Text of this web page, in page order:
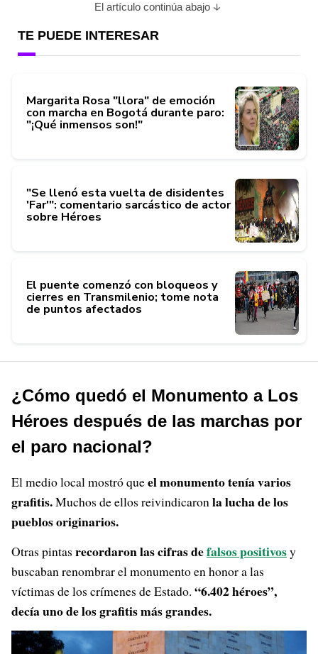
El artículo continúa abajo
TE PUEDE INTERESAR
Margarita Rosa "llora" de emoción
con marcha en Bogotá durante paro:
"¡Qué inmensos son!"
"Se llenó esta vuelta de disidentes
'Far'": comentario sarcástico de actor
sobre Héroes
El puente comenzó con bloqueos y
cierres en Transmilenio; tome nota
de puntos afectados
¿Cómo quedó el Monumento a Los
Héroes después de las marchas por
el paro nacional?
El medio local mostró queel monumento tenía varios
grafitis.Muchos de ellos reivindicaronla lucha de los
pueblos originarios.
Otras pintas recordaron las cifras defalsos positivosy
buscaban renombrar el monumento en honor a las
víctimas de los crímenes de Estado. “6.402 héroes”,
decía uno de los grafitis más grandes.